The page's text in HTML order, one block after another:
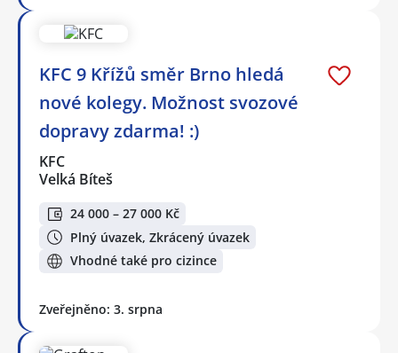
KFC 9 Křížů směr Brno hledá
nové kolegy. Možnost svozové
dopravy zdarma! :)
KFC
Velká Bíteš
24 000 – 27 000 Kč
Plný úvazek, Zkrácený úvazek
Vhodné také pro cizince
Zveřejněno: 3. srpna